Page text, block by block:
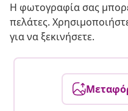
Η φωτογραφία σας
πελάτες.
για να ξεκινήσετε.